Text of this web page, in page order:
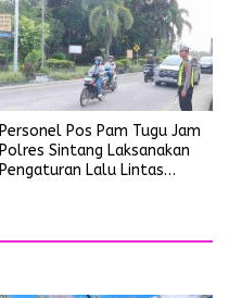
Personel Pos Pam Tugu Jam
Polres Sintang Laksanakan
Pengaturan Lalu Lintas